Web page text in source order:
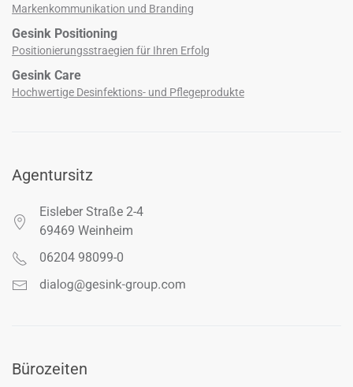
Markenkommunikation und Branding
Gesink Positioning
Positionierungsstraegien für Ihren Erfolg
Gesink Care
Hochwertige Desinfektions­- und Pflegeprodukte
Agentursitz
Eisleber Straße 2-4
69469 Weinheim
06204 98099-0
Bürozeiten